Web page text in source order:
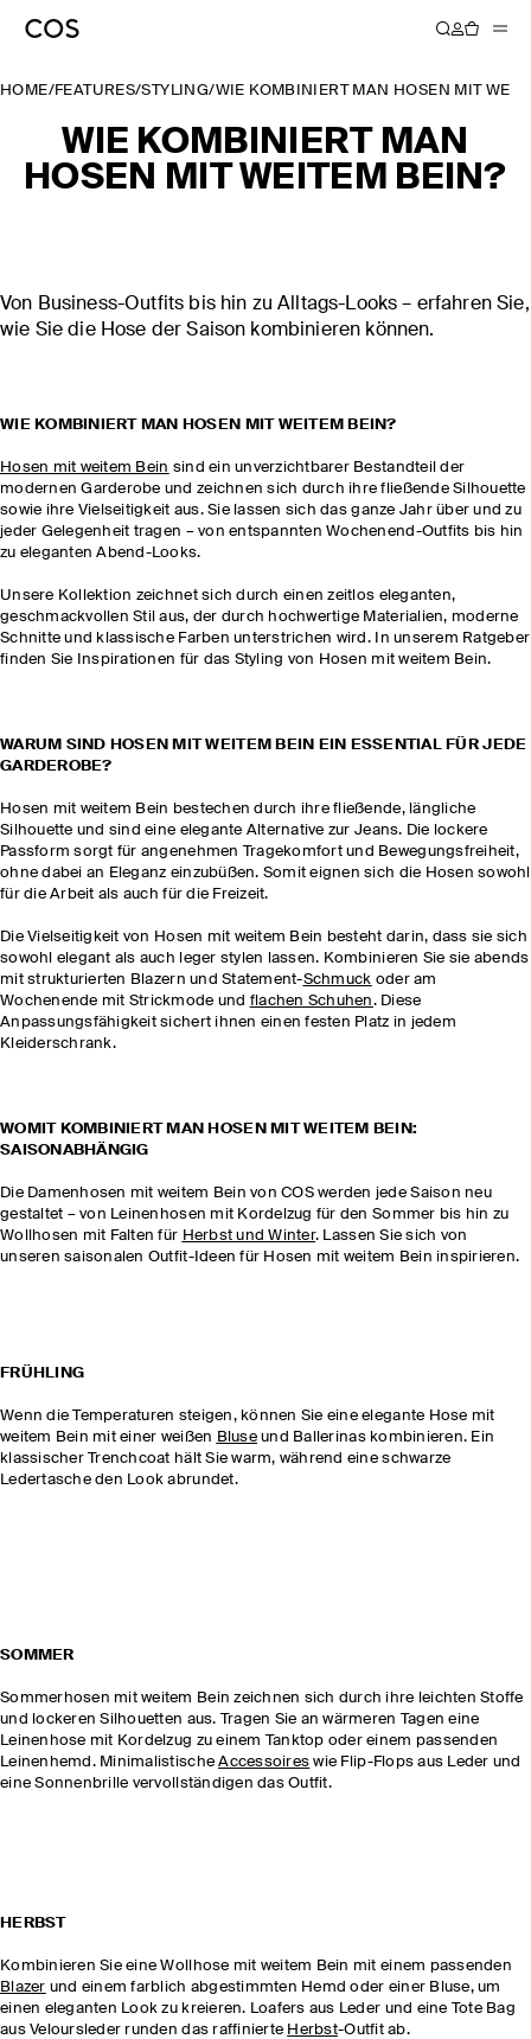
HOME/FEATURES/STYLING/WIE KOMBINIERT MAN HOSEN MIT
WIE KOMBINIERT MAN
HOSEN MIT WEITEM BEIN?
Von Business-Outfits bis hin zu Alltags-Looks – erfahren Sie,
wie Sie die Hose der Saison kombinieren können.
WIE KOMBINIERT MAN HOSEN MIT WEITEM BEIN?
Hosen mit weitem Bein sind ein unverzichtbarer Bestandteil der
modernen Garderobe und zeichnen sich durch ihre fließende Silhouette
sowie ihre Vielseitigkeit aus. Sie lassen sich das ganze Jahr über und zu
jeder Gelegenheit tragen – von entspannten Wochenend-Outfits bis hin
zu eleganten Abend-Looks.
Unsere Kollektion zeichnet sich durch einen zeitlos eleganten,
geschmackvollen Stil aus, der durch hochwertige Materialien, moderne
Schnitte und klassische Farben unterstrichen wird. In unserem Ratgeber
finden Sie Inspirationen für das Styling von Hosen mit weitem Bein.
WARUM SIND HOSEN MIT WEITEM BEIN EIN ESSENTIAL FÜR JEDE
GARDEROBE?
Hosen mit weitem Bein bestechen durch ihre fließende, längliche
Silhouette und sind eine elegante Alternative zur Jeans. Die lockere
Passform sorgt für angenehmen Tragekomfort und Bewegungsfreiheit,
ohne dabei an Eleganz einzubüßen. Somit eignen sich die Hosen sowohl
für die Arbeit als auch für die Freizeit.
Die Vielseitigkeit von Hosen mit weitem Bein besteht darin, dass sie sich
sowohl elegant als auch leger stylen lassen. Kombinieren Sie sie abends
mit strukturierten Blazern und Statement-Schmuck oder am
Wochenende mit Strickmode und flachen Schuhen. Diese
Anpassungsfähigkeit sichert ihnen einen festen Platz in jedem
Kleiderschrank.
WOMIT KOMBINIERT MAN HOSEN MIT WEITEM BEIN:
SAISONABHÄNGIG
Die Damenhosen mit weitem Bein von COS werden jede Saison neu
gestaltet – von Leinenhosen mit Kordelzug für den Sommer bis hin zu
Wollhosen mit Falten für Herbst und Winter. Lassen Sie sich von
unseren saisonalen Outfit-Ideen für Hosen mit weitem Bein inspirieren.
FRÜHLING
Wenn die Temperaturen steigen, können Sie eine elegante Hose mit
weitem Bein mit einer weißen Bluseund Ballerinas kombinieren. Ein
klassischer Trenchcoat hält Sie warm, während eine schwarze
Ledertasche den Look abrundet.
SOMMER
Sommerhosen mit weitem Bein zeichnen sich durch ihre leichten Stoffe
und lockeren Silhouetten aus. Tragen Sie an wärmeren Tagen eine
Leinenhose mit Kordelzug zu einem Tanktop oder einem passenden
Leinenhemd. MinimalistischeAccessoires wie Flip-Flops aus Leder und
eine Sonnenbrille vervollständigen das Outfit.
HERBST
Kombinieren Sie eine Wollhose mit weitem Bein mit einem passenden
Blazer und einem farblich abgestimmten Hemd oder einer Bluse, um
einen eleganten Look zu kreieren. Loafers aus Leder und eine Tote Bag
aus Veloursleder runden das raffinierte Herbst-Outfit ab.